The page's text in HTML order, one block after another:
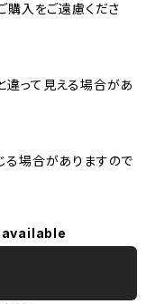
購入をご遠慮くださ
違って見える場合があ
る場合がありますので